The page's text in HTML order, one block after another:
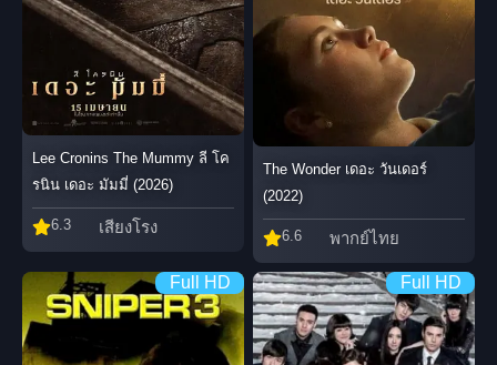
Lee Cronins The Mummy ลี โค
รนิน เดอะ มัมมี่ (2026)
6.3 เสียงโรง
The Wonder เดอะ วันเดอร์
(2022)
6.6 พากย์ไทย
Full HD Full HD